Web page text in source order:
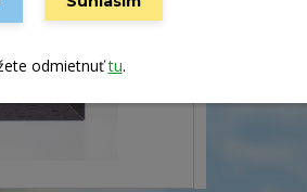
odmietnuťtu.